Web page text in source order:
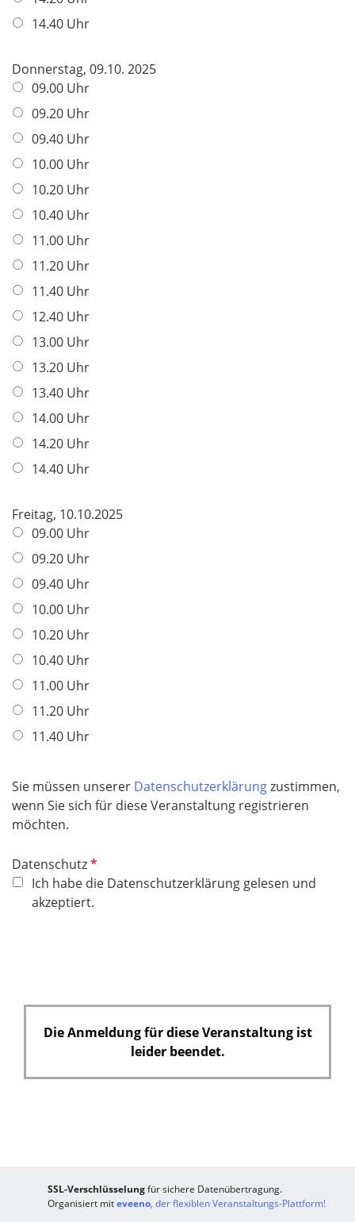
14.40 Uhr
Donnerstag, 09.10. 2025
09.00 Uhr
09.20 Uhr
09.40 Uhr
10.00 Uhr
10.20 Uhr
10.40 Uhr
11.00 Uhr
11.20 Uhr
11.40 Uhr
12.40 Uhr
13.00 Uhr
13.20 Uhr
13.40 Uhr
14.00 Uhr
14.20 Uhr
14.40 Uhr
Freitag, 10.10.2025
09.00 Uhr
09.20 Uhr
09.40 Uhr
10.00 Uhr
10.20 Uhr
10.40 Uhr
11.00 Uhr
11.20 Uhr
11.40 Uhr
Sie müssen unserer Datenschutzerklärungzustimmen,
wenn Sie sich für diese Veranstaltung registrieren
möchten.
DatenschutzP
f
l
l
Ich habe die Datenschutzerklärung gelesen und
akzeptiert.
Die Anmeldung für diese Veranstaltung ist
leider beendet.
SSL-Verschlüsselungfür sichere Datenübertragung.
Organisiert miteveeno, der flexiblen Veranstaltungs-Plattform!